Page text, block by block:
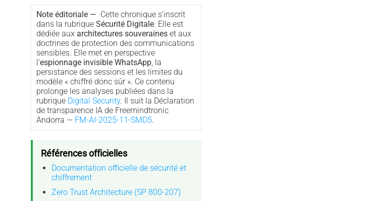
Note éditoriale — Cette chronique s’inscrit
dans la rubrique Sécurité Digitale. Elle est
dédiée aux architectures souveraineset aux
doctrines de protection des communications
sensibles. Elle met en perspective
l’espionnage invisible WhatsApp, la
persistance des sessions et les limites du
modèle « chiffré donc sûr ». Ce contenu
prolonge les analyses publiées dans la
rubrique Digital Security. Il suit la Déclaration
de transparence IA de Freemindtronic
Andorra — FM-AI-2025-11-SMD5.
Références officielles
Documentation officielle de sécurité et
chiffrement
Zero Trust Architecture (SP 800-207)